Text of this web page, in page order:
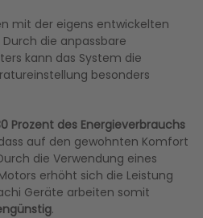
mit der eigens entwickelten
Durch die anpassbare
kann das System die
besonders
Prozent des Energieverbrauchs
auf den gewohnten Komfort
die Verwendung eines
erhöht sich die Leistung
Geräte arbeiten somit
.